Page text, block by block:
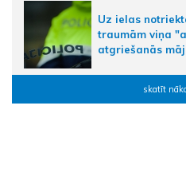
Uz ielas
traumām viņa
atgriešanās
skatīt